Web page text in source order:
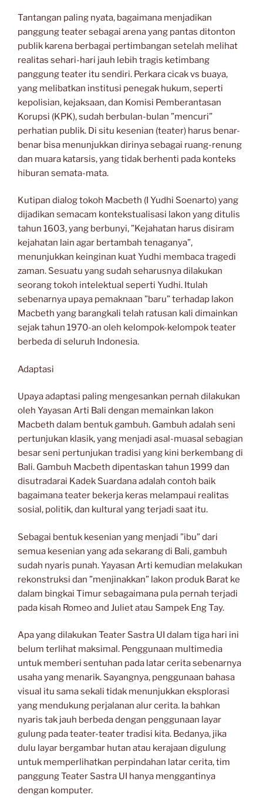
Tantangan paling nyata, bagaimana menjadikan
panggung teater sebagai arena yang pantas ditonton
publik karena berbagai pertimbangan setelah melihat
realitas sehari-hari jauh lebih tragis ketimbang
panggung teater itu sendiri. Perkara cicak vs buaya,
yang melibatkan institusi penegak hukum, seperti
kepolisian, kejaksaan, dan Komisi Pemberantasan
Korupsi (KPK), sudah berbulan-bulan ”mencuri”
perhatian publik. Di situ kesenian (teater) harus benar-
benar bisa menunjukkan dirinya sebagai ruang-renung
dan muara katarsis, yang tidak berhenti pada konteks
hiburan semata-mata.
Kutipan dialog tokoh Macbeth (I Yudhi Soenarto) yang
dijadikan semacam kontekstualisasi lakon yang ditulis
tahun 1603, yang berbunyi, ”Kejahatan harus disiram
kejahatan lain agar bertambah tenaganya”,
menunjukkan keinginan kuat Yudhi membaca tragedi
zaman. Sesuatu yang sudah seharusnya dilakukan
seorang tokoh intelektual seperti Yudhi. Itulah
sebenarnya upaya pemaknaan ”baru” terhadap lakon
Macbeth yang barangkali telah ratusan kali dimainkan
sejak tahun 1970-an oleh kelompok-kelompok teater
berbeda di seluruh Indonesia.
Adaptasi
Upaya adaptasi paling mengesankan pernah dilakukan
oleh Yayasan Arti Bali dengan memainkan lakon
Macbeth dalam bentuk gambuh. Gambuh adalah seni
pertunjukan klasik, yang menjadi asal-muasal sebagian
besar seni pertunjukan tradisi yang kini berkembang di
Bali. Gambuh Macbeth dipentaskan tahun 1999 dan
disutradarai Kadek Suardana adalah contoh baik
bagaimana teater bekerja keras melampaui realitas
sosial, politik, dan kultural yang terjadi saat itu.
Sebagai bentuk kesenian yang menjadi ”ibu” dari
semua kesenian yang ada sekarang di Bali, gambuh
sudah nyaris punah. Yayasan Arti kemudian melakukan
rekonstruksi dan ”menjinakkan” lakon produk Barat ke
dalam bingkai Timur sebagaimana pula pernah terjadi
pada kisah Romeo and Juliet atau Sampek Eng Tay.
Apa yang dilakukan Teater Sastra UI dalam tiga hari ini
belum terlihat maksimal. Penggunaan multimedia
untuk memberi sentuhan pada latar cerita sebenarnya
usaha yang menarik. Sayangnya, penggunaan bahasa
visual itu sama sekali tidak menunjukkan eksplorasi
yang mendukung perjalanan alur cerita. Ia bahkan
nyaris tak jauh berbeda dengan penggunaan layar
gulung pada teater-teater tradisi kita. Bedanya, jika
dulu layar bergambar hutan atau kerajaan digulung
untuk memperlihatkan perpindahan latar cerita, tim
panggung Teater Sastra UI hanya menggantinya
dengan komputer.